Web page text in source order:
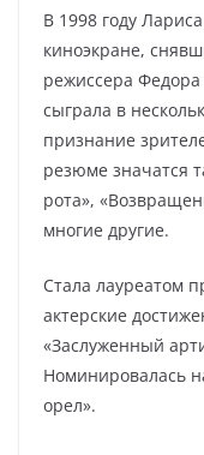
В 1998 году
киноэкране,
режиссера
сыграла в
признание
резюме значатся
рота»,
многие другие.
Стала лауреатом
актерские
«Заслуженный
Номинировалась
орел».